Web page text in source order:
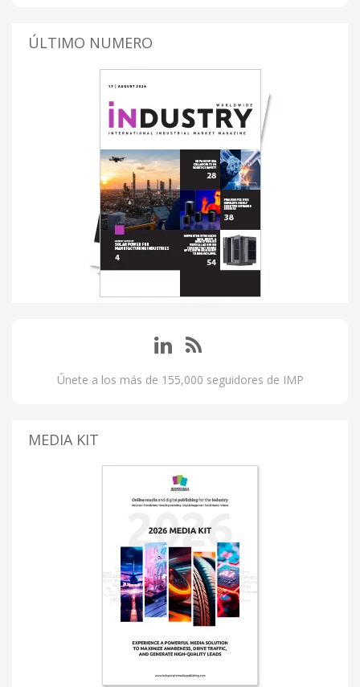
ÚLTIMO NUMERO
Únete a los más de 155,000 seguidores de IMP
MEDIA KIT